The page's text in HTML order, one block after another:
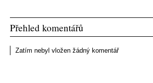
Přehled komentářů
Zatím nebyl vložen žádný komentář